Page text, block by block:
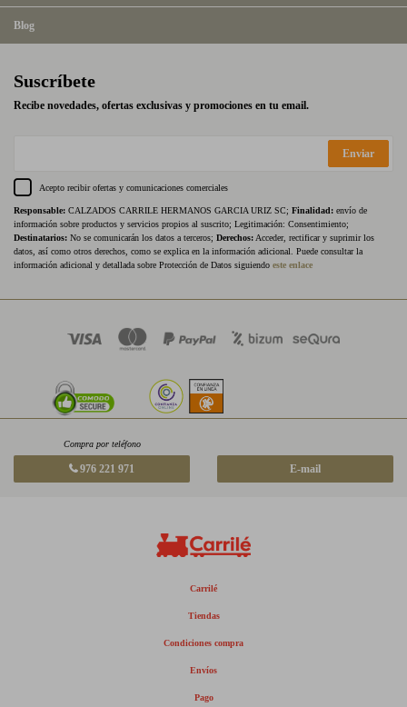
Blog
Suscríbete
Recibe novedades, ofertas exclusivas y promociones en tu email.
Enviar
Acepto recibir ofertas y comunicaciones comerciales
Responsable: CALZADOS CARRILE HERMANOS GARCIA URIZ SC; Finalidad: envío de
información sobre productos y servicios propios al suscrito; Legitimación: Consentimiento;
Destinatarios: No se comunicarán los datos a terceros; Derechos: Acceder, rectificar y suprimir los
datos, así como otros derechos, como se explica en la información adicional. Puede consultar la
información adicional y detallada sobre Protección de Datos siguiendo este enlace
Compra por teléfono
976 221 971 E-mail
Carrilé
Tiendas
Condiciones compra
Envíos
Pago